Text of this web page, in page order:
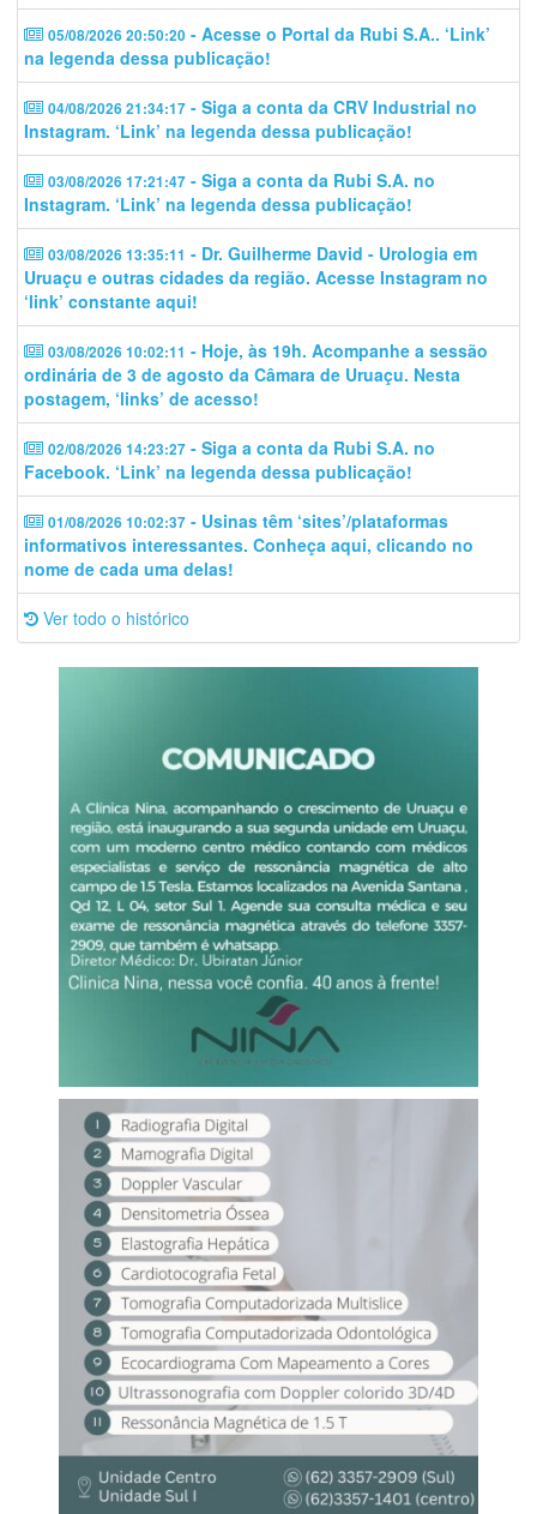
05/08/2026 20:50:20 - Acesse o Portal da Rubi S.A.. ‘Link’
na legenda dessa publicação!
04/08/2026 21:34:17 - Siga a conta da CRV Industrial no
Instagram. ‘Link’ na legenda dessa publicação!
03/08/2026 17:21:47 - Siga a conta da Rubi S.A. no
Instagram. ‘Link’ na legenda dessa publicação!
03/08/2026 13:35:11 - Dr. Guilherme David - Urologia em
Uruaçu e outras cidades da região. Acesse Instagram no
‘link’ constante aqui!
03/08/2026 10:02:11 - Hoje, às 19h. Acompanhe a sessão
ordinária de 3 de agosto da Câmara de Uruaçu. Nesta
postagem, ‘links’ de acesso!
02/08/2026 14:23:27 - Siga a conta da Rubi S.A. no
Facebook. ‘Link’ na legenda dessa publicação!
01/08/2026 10:02:37 - Usinas têm ‘sites’/plataformas
informativos interessantes. Conheça aqui, clicando no
nome de cada uma delas!
Ver todo o histórico